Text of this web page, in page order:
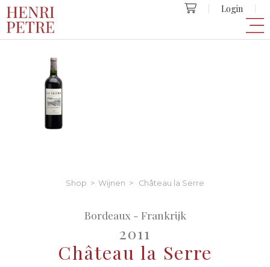
Login
Shop > Wijnen > Château la Serre
Bordeaux - Frankrijk
2011
Château la Serre